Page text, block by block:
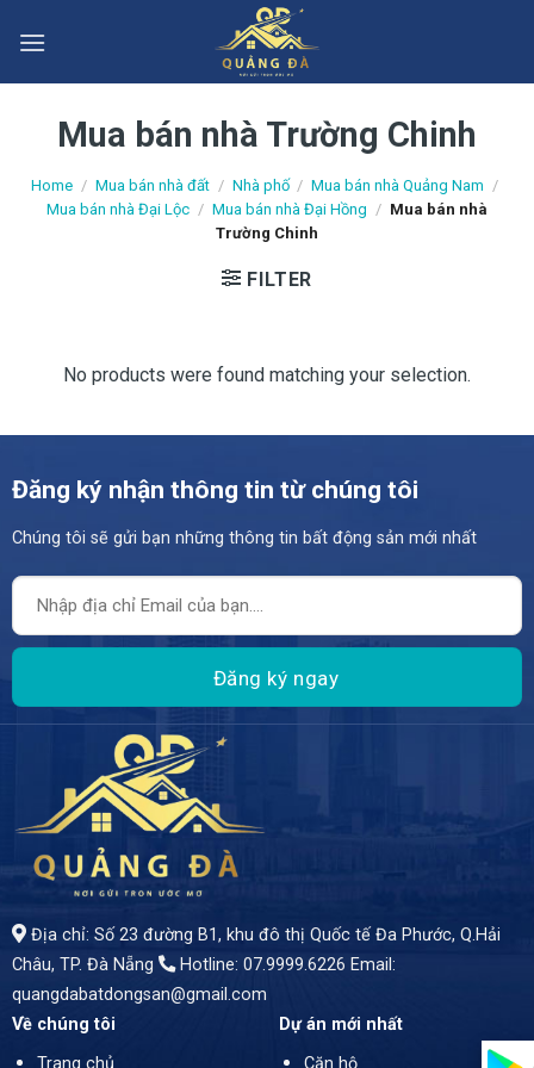
Mua bán nhà Trường Chinh
Home / Mua bán nhà đất / Nhà phố / Mua bán nhà Quảng Nam /
Mua bán nhà Đại Lộc / Mua bán nhà Đại Hồng / Mua bán nhà
Trường Chinh
FILTER
No products were found matching your selection.
Đăng ký nhận thông tin từ chúng tôi
Chúng tôi sẽ gửi bạn những thông tin bất động sản mới nhất
Địa chỉ: Số 23 đường B1, khu đô thị Quốc tế Đa Phước, Q.Hải
Châu, TP. Đà Nẵng
Hotline: 07.9999.6226 Email:
quangdabatdongsan@gmail.com
Về chúng tôi
Trang chủ
Dự án mới nhất
Căn hộ